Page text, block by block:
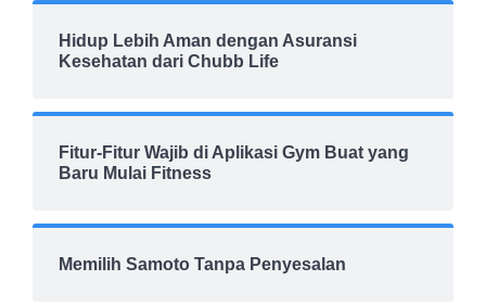
Hidup Lebih Aman dengan Asuransi
Kesehatan dari Chubb Life
Fitur-Fitur Wajib di Aplikasi Gym Buat yang
Baru Mulai Fitness
Memilih Samoto Tanpa Penyesalan